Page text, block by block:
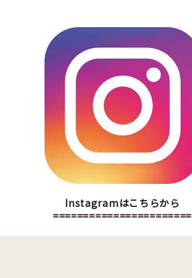
Instagramはこちらから
=======================